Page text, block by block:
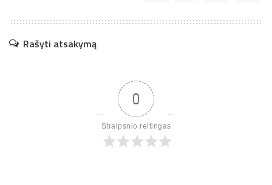
Rašyti atsakymą
0
Straipsnio reitingas